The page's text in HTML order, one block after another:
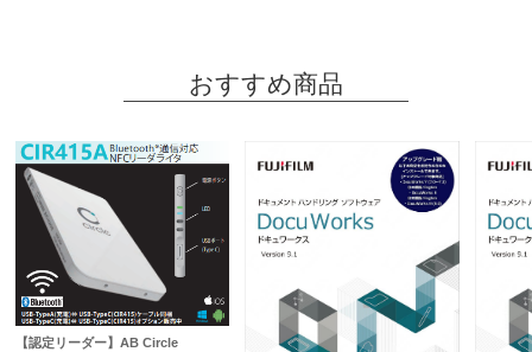
おすすめ商品
【認定リーダー】AB Circle